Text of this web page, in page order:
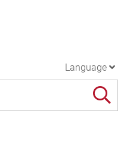
Language